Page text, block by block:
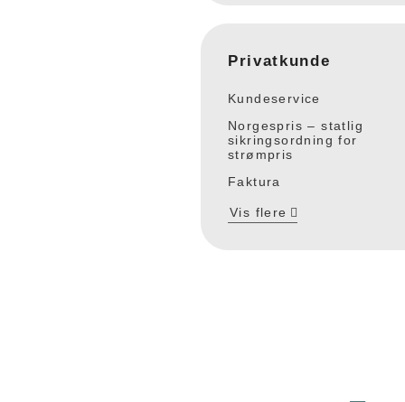
Privatkunde
Kundeservice
Norgespris – statlig
sikringsordning for
strømpris
Faktura
Vis flere